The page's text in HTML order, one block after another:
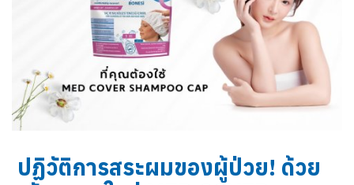
ปฏิวัติการสระผมของผู้ป่วย! ด้วย